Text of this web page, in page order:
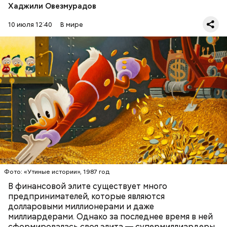
Хаджили Овезмурадов
10 июля 12:40 В мире
Фото: «Утиные истории», 1987 год
В финансовой элите существует много
предпринимателей, которые являются
долларовыми миллионерами и даже
миллиардерами. Однако за последнее время в ней
Фото: Shutterstock
Амансио Ортега — испанский бизнесмен, который
собственную компанию Inditex, владеющую
многими всемирно известными брендами одежды.
Первоначально это была сеть магазинов Zara,
которая по задумке делала качественную и
стильную одежду по доступным ценам.
БОГАТСТВО
БИЗНЕС
ПРЕДПРИНИМАТЕЛИ
МИЛЛИАРДЕРЫ
ДЕНЬГИ
Люсиль Рандон (118 лет)
Фото: public domain